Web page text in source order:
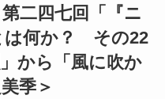
二四七回「『ニ
は何か？ その22
から「風に吹か
季＞